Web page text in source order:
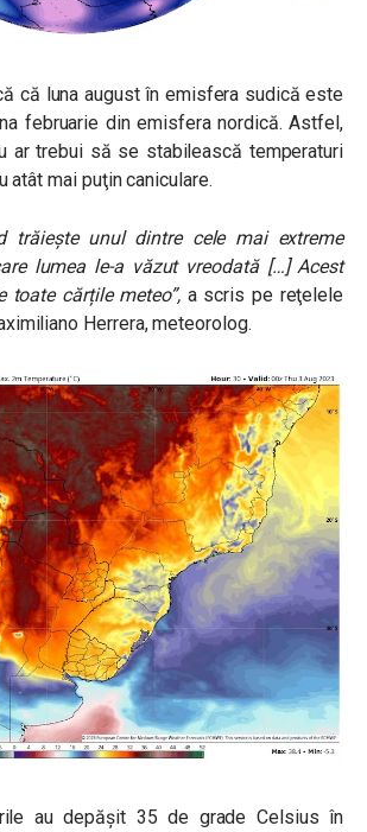
că luna august în emisfera sudică este
februarie din emisfera nordică. Astfel,
ar trebui să se stabilească temperaturi
atât mai puţin caniculare.
trăiește unul dintre cele mai extreme
lumea le-a văzut vreodată […] Acest
toate cărțile meteo”,a scris pe reţelele
Herrera, meteorolog.
au depășit 35 de grade Celsius în